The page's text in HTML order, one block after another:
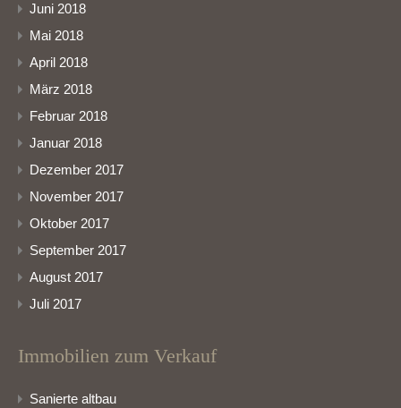
Juni 2018
Mai 2018
April 2018
März 2018
Februar 2018
Januar 2018
Dezember 2017
November 2017
Oktober 2017
September 2017
August 2017
Juli 2017
Immobilien zum Verkauf
Sanierte altbau